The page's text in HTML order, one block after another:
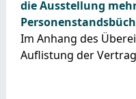
die Ausstellung
Im Anhang des
Auflistung der